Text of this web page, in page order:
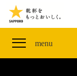
menu
THE PERFECT
ザ・パーフェ
「満天☆青空レ
山本由伸選手
サッポロ生ビー
オカズデザイ
CLUB 黒ラベル